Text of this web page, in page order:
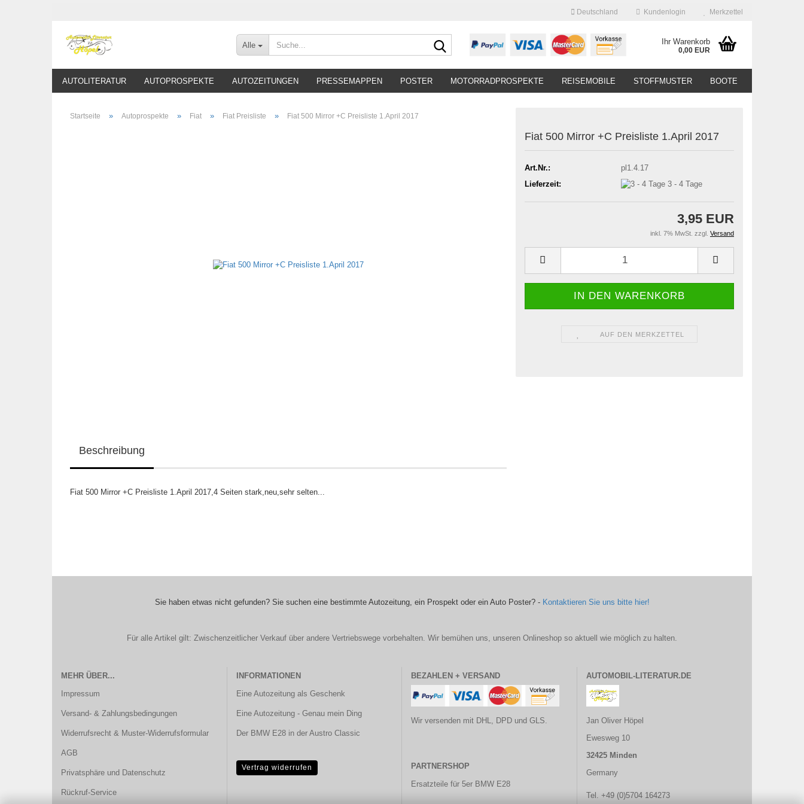
Deutschland Kundenlogin Merkzettel
Alle
Suche... Ihr Warenkorb
0,00 EUR
AUTOLITERATUR AUTOPROSPEKTE AUTOZEITUNGEN PRESSEMAPPEN POSTER MOTORRADPROSPEKTE REISEMOBILE STOFFMUSTER BOOTE
Startseite » Autoprospekte » Fiat » Fiat Preisliste » Fiat 500 Mirror +C Preisliste 1.April 2017
Fiat 500 Mirror +C Preisliste 1.April 2017
Art.Nr.:
pl1.4.17
Lieferzeit:
3 - 4 Tage
3,95 EUR
inkl. 7% MwSt. zzgl. Versand
AUF DEN MERKZETTEL
Beschreibung
Fiat 500 Mirror +C Preisliste 1.April 2017,4 Seiten stark,neu,sehr selten...
Sie haben etwas nicht gefunden? Sie suchen eine bestimmte Autozeitung, ein Prospekt oder ein Auto Poster? - Kontaktieren Sie uns bitte hier!
Für alle Artikel gilt: Zwischenzeitlicher Verkauf über andere Vertriebswege vorbehalten. Wir bemühen uns, unseren Onlineshop so aktuell wie möglich zu halten.
MEHR ÜBER...
Impressum
Versand- & Zahlungsbedingungen
Widerrufsrecht & Muster-Widerrufsformular
AGB
Privatsphäre und Datenschutz
Rückruf-Service
INFORMATIONEN
Eine Autozeitung als Geschenk
Eine Autozeitung - Genau mein Ding
Der BMW E28 in der Austro Classic
Vertrag widerrufen
BEZAHLEN + VERSAND
Wir versenden mit DHL, DPD und GLS.
PARTNERSHOP
Ersatzteile für 5er BMW E28
AUTOMOBIL-LITERATUR.DE
Jan Oliver Höpel
Ewesweg 10
32425 Minden
Germany
Tel. +49 (0)5704 164273